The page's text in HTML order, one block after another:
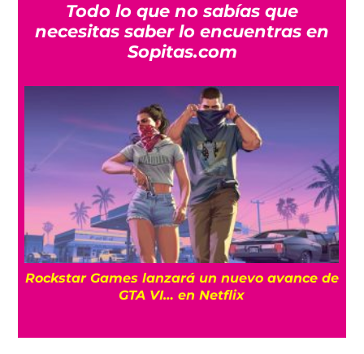
Todo lo que no sabías que
necesitas saber lo encuentras en
Sopitas.com
Rockstar Games lanzará un nuevo avance de
GTA VI… en Netflix